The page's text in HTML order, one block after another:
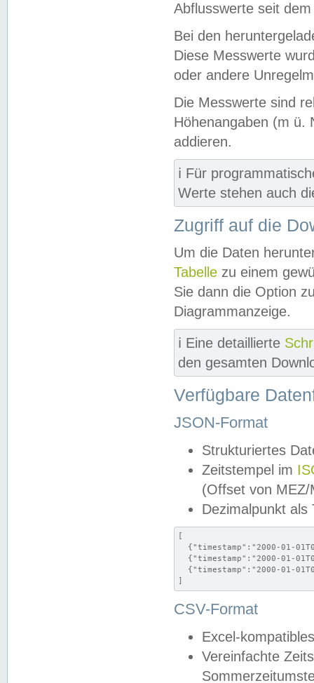
Abflusswerte seit
Bei den
Diese Messwerte
oder andere
Die Messwerte sind
Höhenangaben (m ü.
addieren.
ℹ️ Für
Werte stehen auch
Zugriff auf die
Um die Daten
Tabelle zu einem
Sie dann die Option
Diagrammanzeige.
ℹ️ Eine detaillierte
den gesamten
Verfügbare
JSON-Format
Strukturiertes
Zeitstempel im
(Offset von MEZ/
Dezimalpunkt als
[
{"timestamp":"2000-01-
{"timestamp":"2000-01-
{"timestamp":"2000-01-
]
CSV-Format
Excel-
Vereinfachte